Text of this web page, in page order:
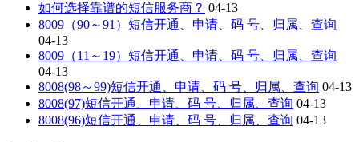
如何选择靠谱的短信服务商？ 04-13
8009（90～91）短信开通、申请、码 号、归属、查询
04-13
8009（11～19）短信开通、申请、码 号、归属、查询
04-13
8008(98～99)短信开通、申请、码 号、归属、查询 04-13
8008(97)短信开通、申请、码 号、归属、查询 04-13
8008(96)短信开通、申请、码 号、归属、查询 04-13